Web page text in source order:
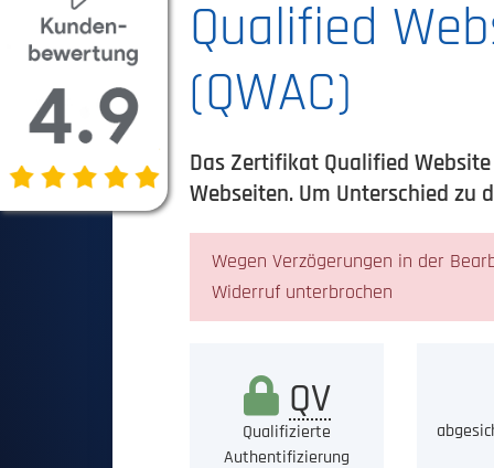
Qualified
(QWAC)
Das Zertifikat Qualified
Webseiten. Um Unterschied zu
Wegen Verzögerungen in der
Widerruf unterbrochen
QV
Qualifizierte
Authentifizierung